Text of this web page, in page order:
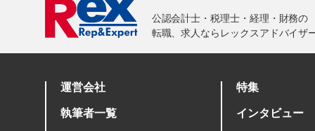
運営会社
執筆者一覧
特集
インタビュー